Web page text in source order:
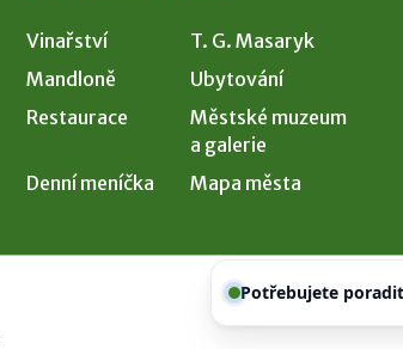
Vinařství
T. G. Masaryk
Mandloně
Ubytování
Restaurace
Městské muzeum
a galerie
Denní meníčka
Mapa města
našeho asistentaChettyho.